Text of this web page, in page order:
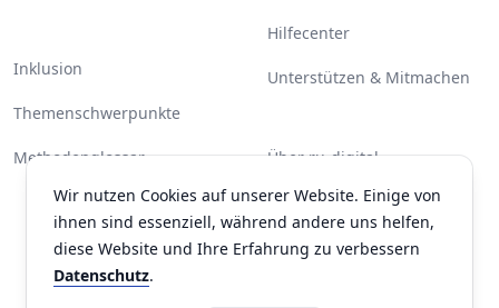
Wir nutzen Cookies auf unserer Website. Einige von
ihnen sind essenziell, während andere uns helfen,
diese Website und Ihre Erfahrung zu verbessern
Datenschutz.
Inklusion
Themenschwerpunkte
Methodenglossar
Hilfecenter
Unterstützen & Mitmachen
Über ru-digital
Partner & Unterstützer
Kontakt